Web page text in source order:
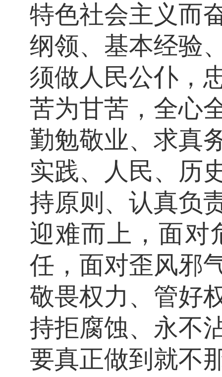
特色社会主义而
纲领、基本经验
须做人民公仆，
苦为甘苦，全心
勤勉敬业、求真
实践、人民、历
持原则、认真负
迎难而上，面对
任，面对歪风邪
敬畏权力、管好
持拒腐蚀、永不
要真正做到就不